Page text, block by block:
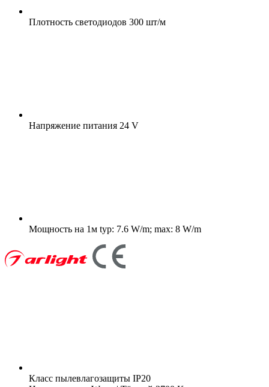
Плотность светодиодов 300 шт/м
Напряжение питания 24 V
Мощность на 1м typ: 7.6 W/m; max: 8 W/m
Класс пылевлагозащиты IP20